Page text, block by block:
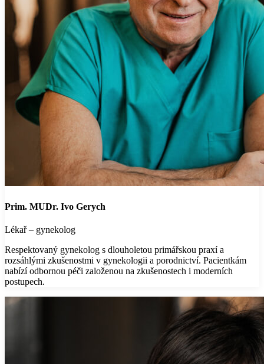
Prim. MUDr. Ivo Gerych
Lékař – gynekolog
Respektovaný gynekolog s dlouholetou primářskou praxí a
rozsáhlými zkušenostmi v gynekologii a porodnictví. Pacientkám
nabízí odbornou péči založenou na zkušenostech i moderních
postupech.